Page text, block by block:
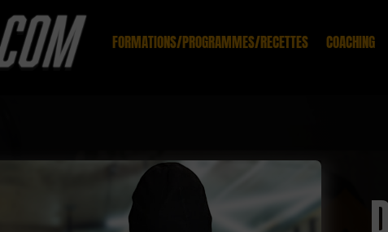
FORMATIONS/PROGRAMMES/RECETTES COACHING